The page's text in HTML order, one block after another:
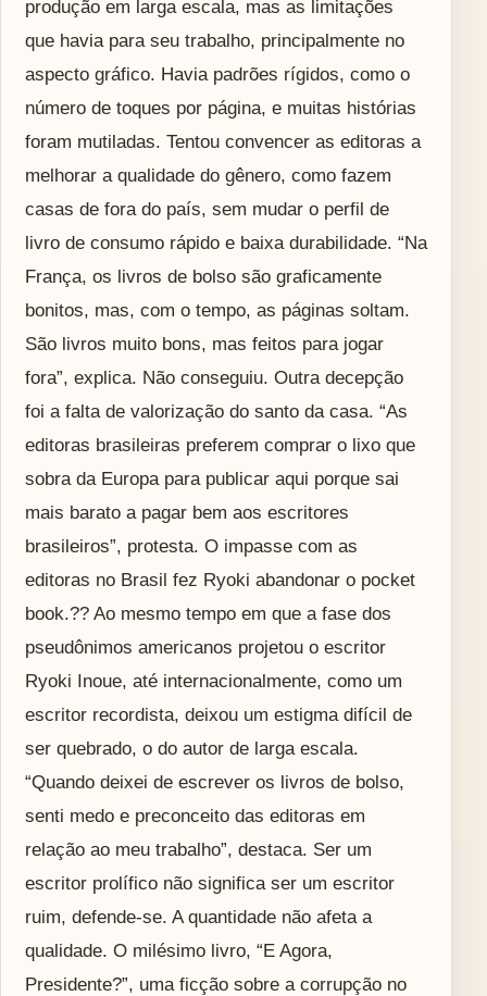
produção em larga escala, mas as limitações
que havia para seu trabalho, principalmente no
aspecto gráfico. Havia padrões rígidos, como o
número de toques por página, e muitas histórias
foram mutiladas. Tentou convencer as editoras a
melhorar a qualidade do gênero, como fazem
casas de fora do país, sem mudar o perfil de
livro de consumo rápido e baixa durabilidade. “Na
França, os livros de bolso são graficamente
bonitos, mas, com o tempo, as páginas soltam.
São livros muito bons, mas feitos para jogar
fora”, explica. Não conseguiu. Outra decepção
foi a falta de valorização do santo da casa. “As
editoras brasileiras preferem comprar o lixo que
sobra da Europa para publicar aqui porque sai
mais barato a pagar bem aos escritores
brasileiros”, protesta. O impasse com as
editoras no Brasil fez Ryoki abandonar o pocket
book.?? Ao mesmo tempo em que a fase dos
pseudônimos americanos projetou o escritor
Ryoki Inoue, até internacionalmente, como um
escritor recordista, deixou um estigma difícil de
ser quebrado, o do autor de larga escala.
“Quando deixei de escrever os livros de bolso,
senti medo e preconceito das editoras em
relação ao meu trabalho”, destaca. Ser um
escritor prolífico não significa ser um escritor
ruim, defende-se. A quantidade não afeta a
qualidade. O milésimo livro, “E Agora,
Presidente?”, uma ficção sobre a corrupção no